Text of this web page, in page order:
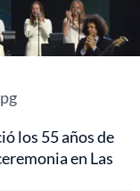
los 55 años de
en Las